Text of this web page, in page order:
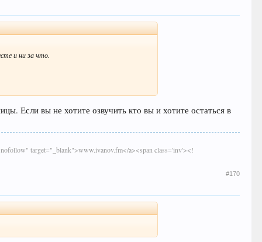
и ни за что.
Если вы не хотите озвучить кто вы и хотите остаться в
target="_blank">www.ivanov.fm</a><span class='inv'><!
#170